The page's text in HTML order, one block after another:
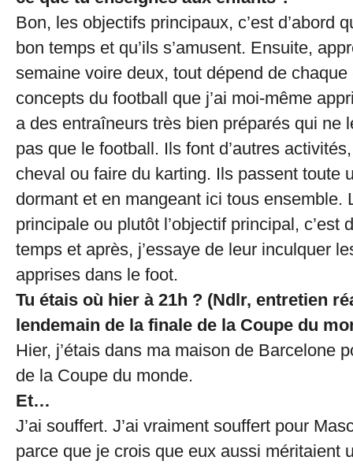
Bon, les objectifs principaux, c’est d’abord
bon temps et qu’ils s’amusent. Ensuite,
semaine voire deux, tout dépend de
concepts du football que j’ai moi-même
a des entraîneurs très bien préparés qui ne
pas que le football. Ils font d’autres
cheval ou faire du karting. Ils passent toute
dormant et en mangeant ici tous ensemble.
principale ou plutôt l’objectif principal, c’est
temps et après, j’essaye de leur inculquer
apprises dans le foot.
Tu étais où hier à 21h ? (Ndlr, entretien
lendemain de la finale de la Coupe du
Hier, j’étais dans ma maison de Barcelone
de la Coupe du monde.
Et…
J’ai souffert. J’ai vraiment souffert pour
parce que je crois que eux aussi méritaient